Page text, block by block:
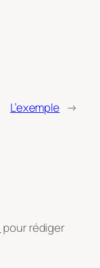
L’exemple →
pour rédiger